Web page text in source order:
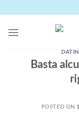
content
Basta
POSTED ON